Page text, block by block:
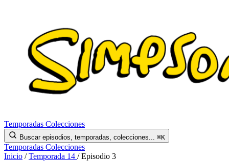
Temporadas Colecciones
Buscar episodios, temporadas, colecciones... ⌘K
Temporadas Colecciones
Inicio / Temporada 14 / Episodio 3